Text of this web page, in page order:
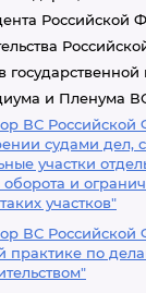
Российской
и Пленума
ВС
судами дел,
участки
оборота и
участков"
ВС
практике по